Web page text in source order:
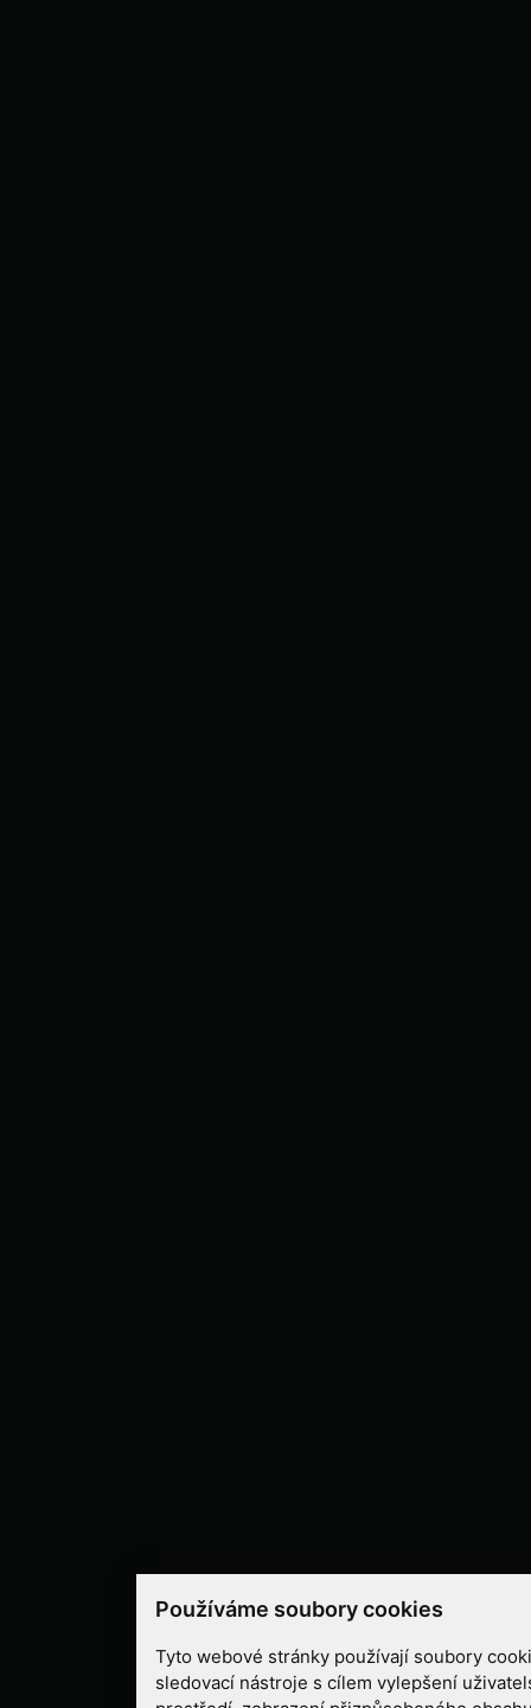
Používáme soubory cookies
Tyto webové stránky používají soubory
sledovací nástroje s cílem vylepšení